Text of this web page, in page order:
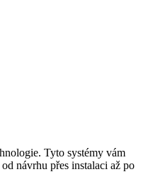
Tyto systémy vám
návrhu přes instalaci až po